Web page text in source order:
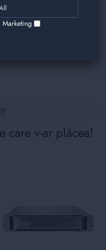
Marketing
care v-ar plăcea!